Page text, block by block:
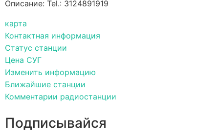
Описание: Tel.: 3124891919
карта
Контактная информация
Статус станции
Цена СУГ
Изменить информацию
Ближайшие станции
Комментарии радиостанции
Подписывайся